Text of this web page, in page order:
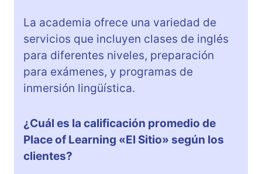
La academia ofrece una variedad de
servicios que incluyen clases de inglés
para diferentes niveles, preparación
para exámenes, y programas de
inmersión lingüística.
¿Cuál es la calificación promedio de
Place of Learning «El Sitio» según los
clientes?